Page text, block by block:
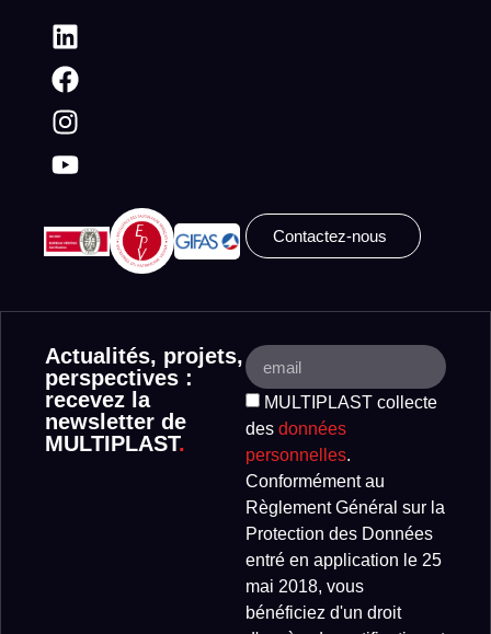
Contactez-nous
Actualités, projets,
perspectives :
recevez la
newsletter de
MULTIPLAST.
MULTIPLAST collecte
des données
personnelles.
Conformément au
Règlement Général sur la
Protection des Données
entré en application le 25
mai 2018, vous
bénéficiez d'un droit